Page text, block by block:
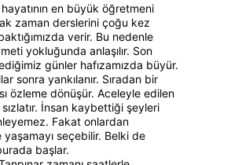
en büyük öğretmeni
zaman derslerini çoğu kez
verir. Bu nedenle
yokluğunda anlaşılır. Son
günler hafızamızda büyür.
sonra yankılanır. Sıradan bir
özleme dönüşür. Aceleyle edilen
İnsan kaybettiği şeyleri
Fakat onlardan
seçebilir. Belki de
başlar.